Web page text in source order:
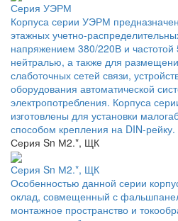
Серия УЭРМ
Корпуса серии УЭРМ
этажных учетно-
напряжением 380/220В и частотой
нейтралью, а также для
слаботочных сетей связи,
оборудования автоматической
электропотребления. Корпуса
изготовлены для установки
способом крепления на DIN-рейку.
Серия Sn М2.*, ЩК
Серия Sn М2.*, ЩК
Особенностью данной серии
оклад, совмещенный с
монтажное пространство и